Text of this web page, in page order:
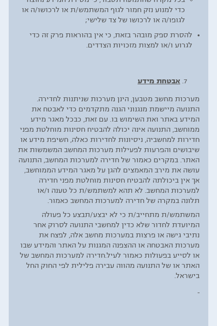
כדי למנוע נזק חמור לגוף המשתמש/ת או לרכושו/ה או
לגופו/ה או לרכושו של צד שלישי;
להסרת ספק מובהר בזאת, כי אין בהוראות פרק זה כדי
לגרוע ו/או למצות מזכויות הצדדים.
אבטחת מידע
מערכות מחשב מטבען, הינן מערכות שניתנות לחדירה.
התנועה מיישמת מנגנוני הגנה מתקדמים כדי לאבטח את
המידע באתר ואת השימוש בו. עם זאת, כבכל מאגר מידע
ממוחשב, התנועה אינה יכולה להבטיח חסינות מוחלטת מפני
חדירות למחשביה, ניסיונות לחדירות כאלה, חשיפת מידע או
שיבושים והפרעות לפעילות מערכות המחשב המשמשות את
האתר. במקרים כאמור של חדירה למערכות המחשב, התנועה
עושה את מירב המאמצים להגן על מאגר המידע הממוחשב,
אך אין ביכולתה להבטיח חסינות מוחלטת מפני חדירה
למערכות המחשב. לא תהא למשתמש/ת כל טענה ו/או
תלונה במקרה של חדירה למערכות המחשב כאמור.
המשתמש/ת מתחייב/ת כי לא יבצע/תבצע כל פעולה
המיועדת לחדור שלא כדין למחשבי התנועה לסרוק אחר
נתיבי גישה או פרצות במערכות מחשב אלה, לפצח את
מערכות האבטחה או ההצפנה המגנות על האתר והמידע שבו
או לסייע בפעולות כאמור לעיל.חדירה למערכות המחשב של
האתר או של התנועה מהווה עבירה פלילית לפי החוק החל
בישראל.